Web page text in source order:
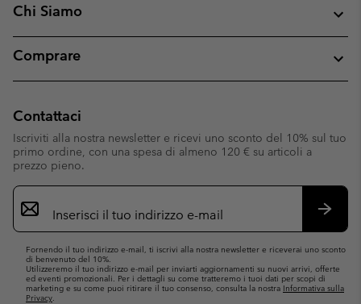
Chi Siamo
Comprare
Contattaci
Iscriviti alla nostra newsletter e ricevi uno sconto del 10% sul tuo
primo ordine, con una spesa di almeno 120 € su articoli a
prezzo pieno.
Iscrizione
e-
mail
Fornendo il tuo indirizzo e-mail, ti iscrivi alla nostra newsletter e riceverai uno sconto
di benvenuto del 10%.
Utilizzeremo il tuo indirizzo e-mail per inviarti aggiornamenti su nuovi arrivi, offerte
ed eventi promozionali. Per i dettagli su come tratteremo i tuoi dati per scopi di
marketing e su come puoi ritirare il tuo consenso, consulta la nostra Informativa sulla
Privacy.